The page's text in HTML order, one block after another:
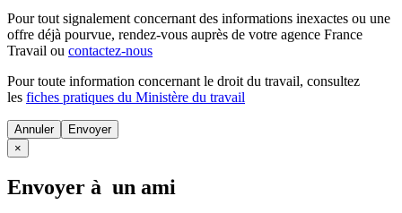
Pour tout signalement concernant des informations inexactes ou une
offre déjà pourvue, rendez-vous auprès de votre agence France
Travail ou contactez-nous
Pour toute information concernant le droit du travail, consultez
les fiches pratiques du Ministère du travail
Annuler
×
Envoyer à un ami